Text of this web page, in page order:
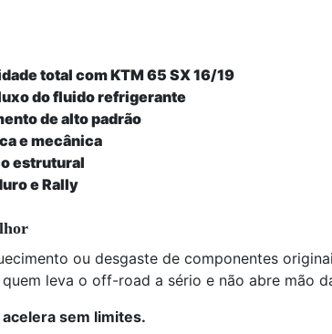
total com KTM 65 SX 16/19
do fluido refrigerante
de alto padrão
e mecânica
estrutural
e Rally
ou desgaste de componentes
leva o off-road a sério e não abre mão
acelera sem limites.